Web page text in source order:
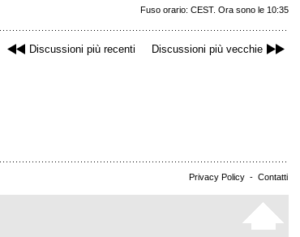
Fuso orario: CEST. Ora sono le 10:35
Discussioni più recenti Discussioni più vecchie
Privacy Policy - Contatti